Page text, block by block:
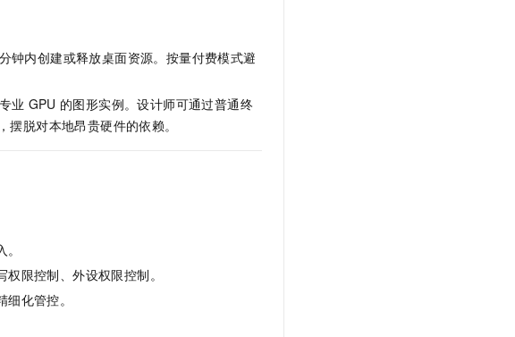
钟内创建或释放桌面资源。按量付费模式避
业 GPU 的图形实例。设计师可通过普通终
脱对本地昂贵硬件的依赖。
限控制、外设权限控制。
化管控。